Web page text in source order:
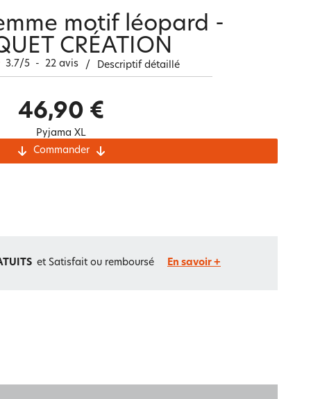
et
Carte cadeau
motif léopard -
CRÉATION
3.7/5 - 22 avis / Descriptif détaillé
46,90 €
Pyjama XL
Commander
et Satisfait ou remboursé En savoir +